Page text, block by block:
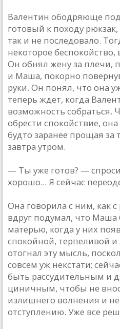
Валентин ободряюще
готовый к походу
так и не последовало.
некоторое беспокойство,
Он обнял жену за плечи,
и Маша, покорно
руки. Он понял, что она
теперь ждет, когда
возможность
обрести спокойствие,
будто заранее прощая за
завтра утром.
— Ты уже готов? —
хорошо... Я сейчас
Она говорила с ним, как
вдруг подумал, что Маша
матерью, когда у них
спокойной, терпеливой
отогнал эту мысль,
совсем уж некстати;
быть рассудительным и
циничным, чтобы не
излишнего волнения и
отступлению. Уже все